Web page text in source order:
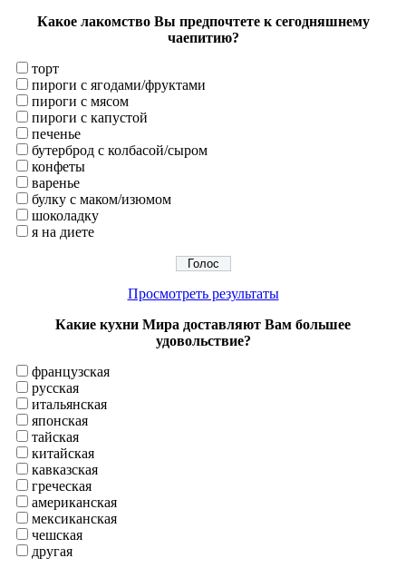
Какое лакомство Вы предпочтете к сегодняшнему
чаепитию?
торт
пироги с ягодами/фруктами
пироги с мясом
пироги с капустой
печенье
бутерброд с колбасой/сыром
конфеты
варенье
булку с маком/изюмом
шоколадку
я на диете
Просмотреть результаты
Какие кухни Мира доставляют Вам большее
удовольствие?
французская
русская
итальянская
японская
тайская
китайская
кавказская
греческая
американская
мексиканская
чешская
другая